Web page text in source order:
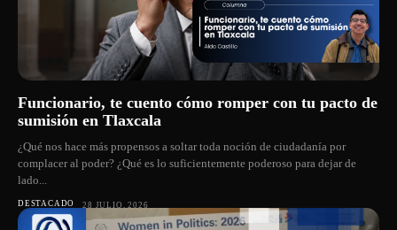
Funcionario, te cuento cómo romper con tu pacto de
sumisión en Tlaxcala
¿Qué nos hace más propensos a soltar toda noción de ciudadanía por
complacer al poder? ¿Qué es lo suficientemente poderoso para dejar de
lado...
DESTACADO 28 JULIO, 2026